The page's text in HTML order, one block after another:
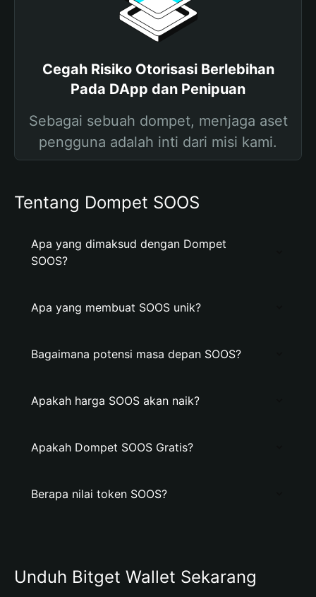
Cegah Risiko Otorisasi Berlebihan
Pada DApp dan Penipuan
Sebagai sebuah dompet, menjaga aset
pengguna adalah inti dari misi kami.
Tentang Dompet SOOS
Apa yang dimaksud dengan Dompet
SOOS?
Apa yang membuat SOOS unik?
Bagaimana potensi masa depan SOOS?
Apakah harga SOOS akan naik?
Apakah Dompet SOOS Gratis?
Berapa nilai token SOOS?
Unduh Bitget Wallet Sekarang